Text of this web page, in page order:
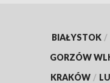
BIAŁYSTOK /
GORZÓW
KRAKÓW /